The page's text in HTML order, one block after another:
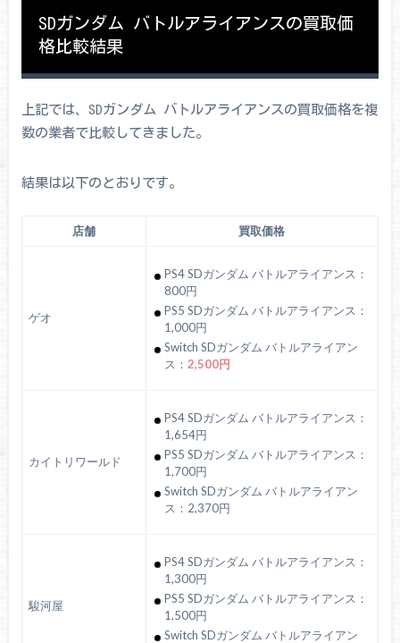
SDガンダム バトルアライアンスの買取価
格比較結果
上記では、SDガンダム バトルアライアンスの買取価格を複
数の業者で比較してきました。
結果は以下のとおりです。
店舗 買取価格
ゲオ
PS4 SDガンダム バトルアライアンス：
800円
PS5 SDガンダム バトルアライアンス：
1,000円
Switch SDガンダム バトルアライアン
ス： 2,500円
カイトリワールド
PS4 SDガンダム バトルアライアンス：
1,654円
PS5 SDガンダム バトルアライアンス：
1,700円
Switch SDガンダム バトルアライアン
ス：2,370円
駿河屋
PS4 SDガンダム バトルアライアンス：
1,300円
PS5 SDガンダム バトルアライアンス：
1,500円
Switch SDガンダム バトルアライアン